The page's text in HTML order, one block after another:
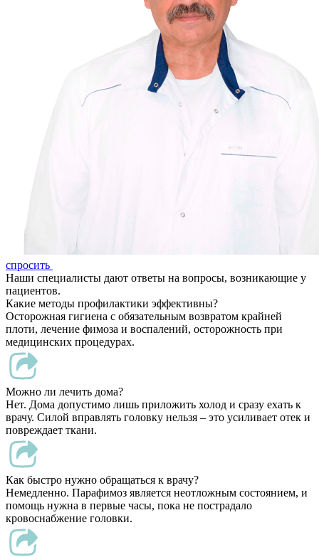
спросить
Наши специалисты дают ответы на вопросы, возникающие у
пациентов.
Какие методы профилактики эффективны?
Осторожная гигиена с обязательным возвратом крайней
плоти, лечение фимоза и воспалений, осторожность при
медицинских процедурах.
Можно ли лечить дома?
Нет. Дома допустимо лишь приложить холод и сразу ехать к
врачу. Силой вправлять головку нельзя – это усиливает отек и
повреждает ткани.
Как быстро нужно обращаться к врачу?
Немедленно. Парафимоз является неотложным состоянием, и
помощь нужна в первые часы, пока не пострадало
кровоснабжение головки.